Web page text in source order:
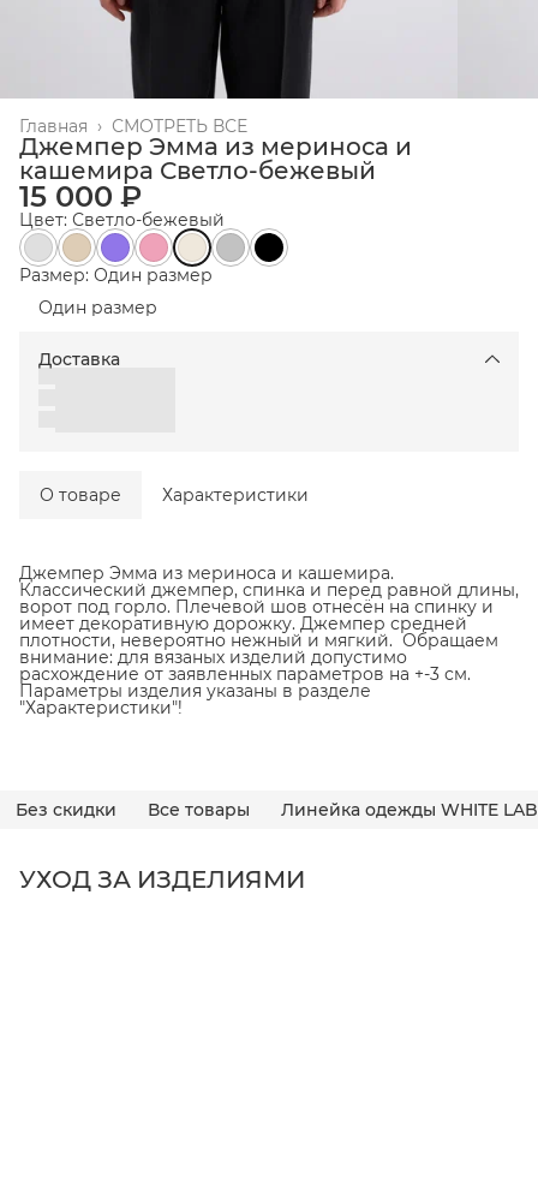
СМОТРЕТЬ ВСЕ
Главная ›
Джемпер Эмма из мериноса и
кашемира Светло-бежевый
15 000 ₽
Цвет: Светло-бежевый
Размер: Один размер
Один размер
Доставка
О товаре Характеристики
Джемпер Эмма из мериноса и кашемира.
Классический джемпер, спинка и перед равной длины,
ворот под горло. Плечевой шов отнесён на спинку и
имеет декоративную дорожку. Джемпер средней
плотности, невероятно нежный и мягкий. Обращаем
внимание: для вязаных изделий допустимо
расхождение от заявленных параметров на +-3 см.
Параметры изделия указаны в разделе
"Характеристики"!
Без скидки Все товары Линейка одежды WHITE
УХОД ЗА ИЗДЕЛИЯМИ